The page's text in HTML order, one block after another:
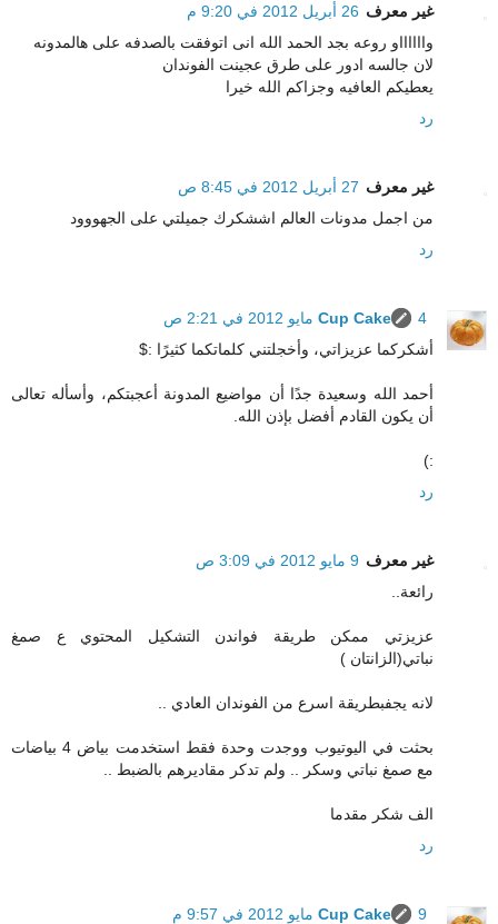
غير معرف 26 أبريل 2012 في 9:20 م
وااااااو روعه بجد الحمد الله انى اتوفقت بالصدفه على هالمدونه
لان جالسه ادور على طرق عجينت الفوندان
يعطيكم العافيه وجزاكم الله خيرا
رد
غير معرف 27 أبريل 2012 في 8:45 ص
من اجمل مدونات العالم اششكرك جميلتي على الجهووود
رد
Cup Cake
4 مايو 2012 في 2:21 ص
أشكركما عزيزاتي، وأخجلتني كلماتكما كثيرًا :$
أحمد الله وسعيدة جدًا أن مواضيع المدونة أعجبتكم، وأسأله تعالى
أن يكون القادم أفضل بإذن الله.
:)
رد
غير معرف 9 مايو 2012 في 3:09 ص
رائعة..
عزيزتي ممكن طريقة فواندن التشكيل المحتوي ع صمغ
نباتي(الزانتان )
لانه يجفبطريقة اسرع من الفوندان العادي ..
بحثت في اليوتيوب ووجدت وحدة فقط استخدمت بياض 4 بياضات
مع صمغ نباتي وسكر .. ولم تدكر مقاديرهم بالضبط ..
الف شكر مقدما
رد
Cup Cake
9 مايو 2012 في 9:57 م